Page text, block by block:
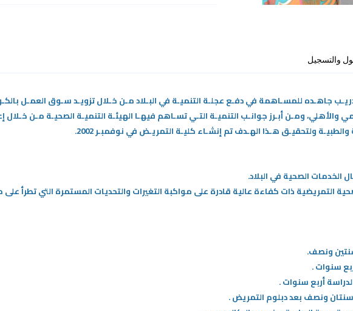
والتسجيل
جاهـده للمسـاهمة في دفـع عجلـة التنميـة في البـلاد مـن خـلال تزويـد سـوق العمـل
والأهلي، ومـن أبـرز جوانـب التنميـة التـي تسـاهم فيهـا الهيئـة التنميـة الصحيـة مـن خـلال
ولتحقيـق هـذا الهـدف تم إنشـاء كليـة التمريـض في نوفمبـر 2002.
التمريضية ذات كفاءة عالية قادرة على مواكبة التغيرات والتحديات المستمرة التي تطرأ